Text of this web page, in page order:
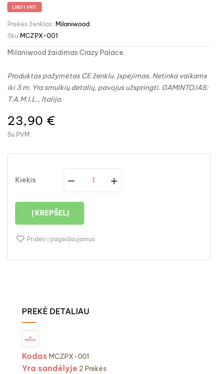
LIKO 1 VNT.
Prekės ženklas: Milaniwood
Sku:MCZPX-001
Milaniwood žaidimas Crazy Palace.
Produktas pažymėtas CE ženklu. Įspėjimas. Netinka vaikams
iki 3 m. Yra smulkių detalių, pavojus užspringti. GAMINTOJAS:
T.A.M.I.L., Italija.
23,90 €
Su PVM
Kiekis
Į KREPŠELĮ
Pridėti į pageidaujamus
PREKĖ DETALIAU
Kodas MCZPX-001
Yra sandėlyje 2 Prekės